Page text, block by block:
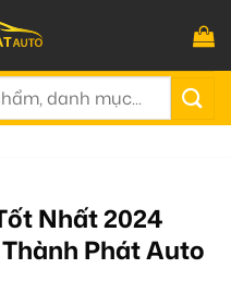
Nhất 2024
Phát Auto